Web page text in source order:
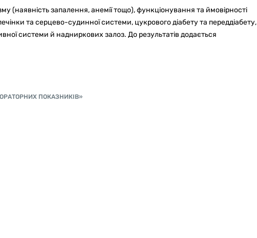
(наявність запалення, анемії тощо), функціонування та ймовірності
та серцево-судинної системи, цукрового діабету та переддіабету,
системи й надниркових залоз. До результатів додається
ПОКАЗНИКІВ»